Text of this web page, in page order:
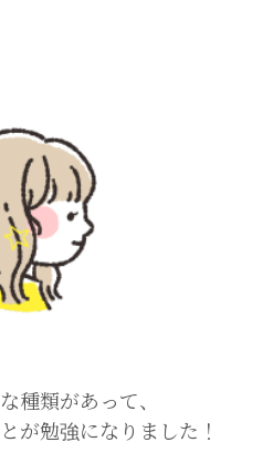
種類があって、
が勉強になりました！